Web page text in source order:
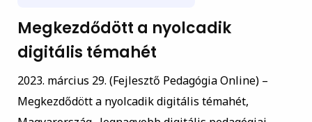
Megkezdődött a nyolcadik
digitális témahét
2023. március 29. (Fejlesztő Pedagógia Online) –
Megkezdődött a nyolcadik digitális témahét,